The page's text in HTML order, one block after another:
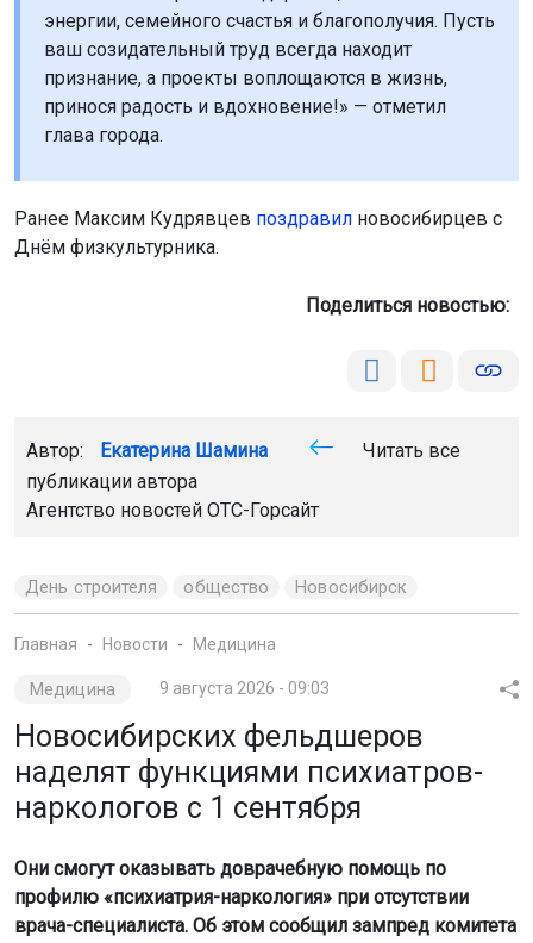
энергии, семейного счастья и благополучия. Пусть
ваш созидательный труд всегда находит
признание, а проекты воплощаются в жизнь,
принося радость и вдохновение!» — отметил
глава города.
Ранее Максим Кудрявцев поздравил новосибирцев с
Днём физкультурника.
Поделиться новостью:
Автор: Екатерина Шамина
Читать все
публикации автора
Агентство новостей ОТС-Горсайт
День строителя общество Новосибирск
Главная Новости Медицина
Медицина 9 августа 2026 - 09:03
Новосибирских фельдшеров
наделят функциями психиатров-
наркологов с 1 сентября
Они смогут оказывать доврачебную помощь по
профилю «психиатрия-наркология» при отсутствии
врача-специалиста. Об этом сообщил зампред комитета